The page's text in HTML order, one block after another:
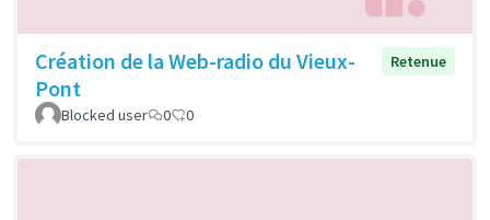
Création de la Web-radio du Vieux-
Pont
Retenue
Blocked user 0 0